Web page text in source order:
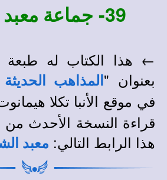
39- جماعة
← هذا الكتاب له
بعنوان " المذاهب
في موقع الأنبا تكلا
قراءة النسخة الأحدث
هذا الرابط التالي: معبد